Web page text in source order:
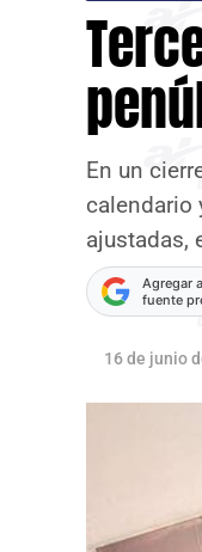
En un
calendario
ajustadas,
Agregar a
fuente
16 de junio